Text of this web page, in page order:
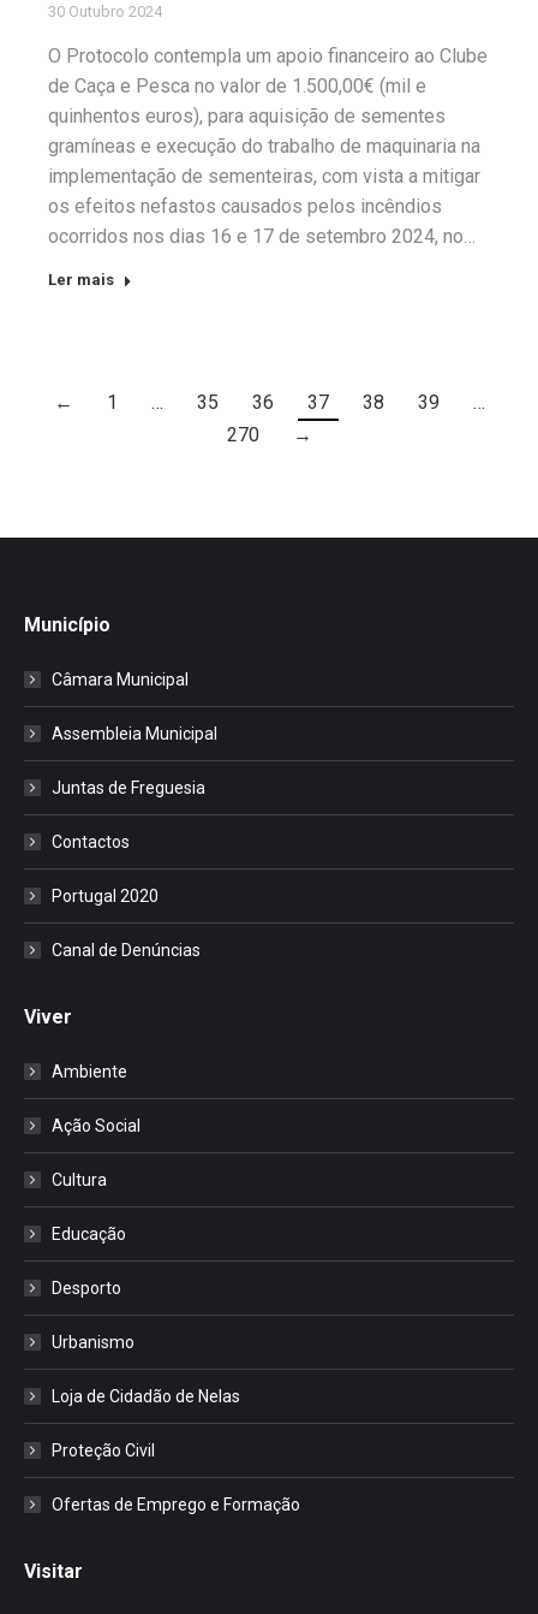
30 Outubro 2024
O Protocolo contempla um apoio financeiro ao Clube
de Caça e Pesca no valor de 1.500,00€ (mil e
quinhentos euros), para aquisição de sementes
gramíneas e execução do trabalho de maquinaria na
implementação de sementeiras, com vista a mitigar
os efeitos nefastos causados pelos incêndios
ocorridos nos dias 16 e 17 de setembro 2024, no…
Ler mais
← 1 … 35 36 37 38 39
…
270
→
Município
Câmara Municipal
Assembleia Municipal
Juntas de Freguesia
Contactos
Portugal 2020
Canal de Denúncias
Viver
Ambiente
Ação Social
Cultura
Educação
Desporto
Urbanismo
Loja de Cidadão de Nelas
Proteção Civil
Ofertas de Emprego e Formação
Visitar